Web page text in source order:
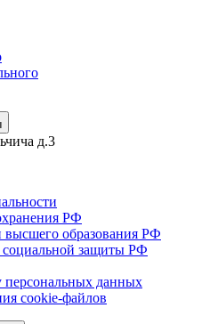
д.3
РФ
образования РФ
социальной защиты РФ
персональных данных
сookie-файлов